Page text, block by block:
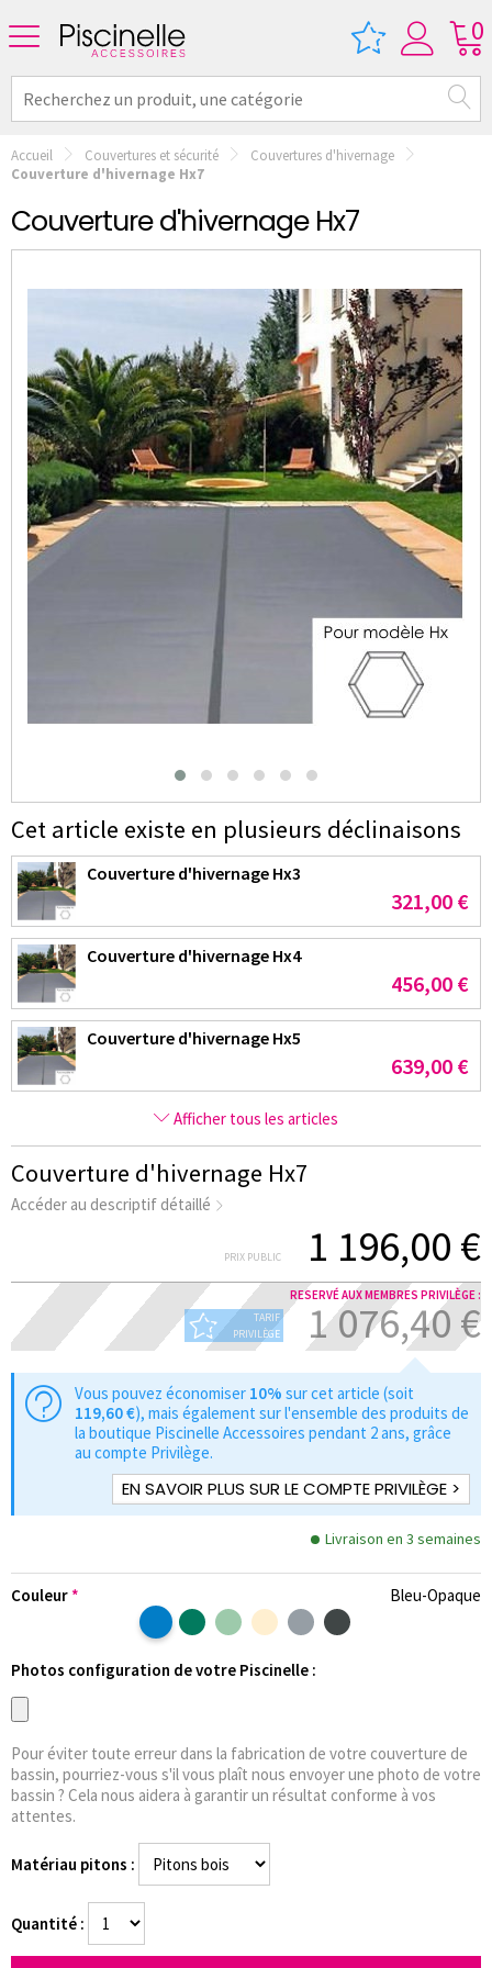
0
Accueil Couvertures et sécurité
Couvertures d'hivernage
Couverture d'hivernage Hx7
Couverture d'hivernage Hx7
Cet article existe en plusieurs déclinaisons
Couverture d'hivernage Hx3
321,00 €
Couverture d'hivernage Hx4
456,00 €
Couverture d'hivernage Hx5
639,00 €
Afficher tous les articles
Couverture d'hivernage Hx7
Accéder au descriptif détaillé
PRIX PUBLIC 1 196,00 €
RESERVÉ AUX MEMBRES PRIVILÈGE :
TARIF
PRIVILÈGE
1 076,40 €
Vous pouvez économiser 10% sur cet article (soit
119,60 €), mais également sur l'ensemble des produits de
la boutique Piscinelle Accessoires pendant 2 ans, grâce
au compte Privilège.
EN SAVOIR PLUS SUR LE COMPTE PRIVILÈGE >
Livraison en 3 semaines
Couleur Bleu-Opaque
Photos configuration de votre Piscinelle :
Pour éviter toute erreur dans la fabrication de votre couverture de
bassin, pourriez-vous s'il vous plaît nous envoyer une photo de votre
bassin ? Cela nous aidera à garantir un résultat conforme à vos
attentes.
Matériau pitons :
Quantité :